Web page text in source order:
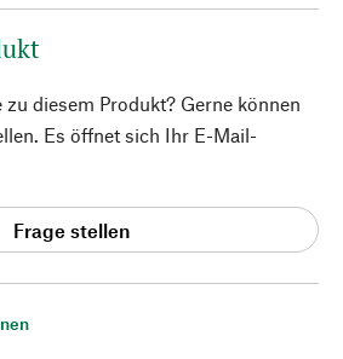
zu diesem Produkt? Gerne können
Es öffnet sich Ihr E-Mail-
Frage stellen